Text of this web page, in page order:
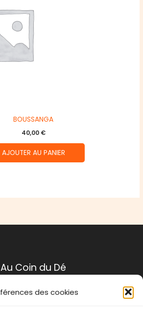
des cookies
BOUSSANGA
40,00 €
AJOUTER AU PANIER
Au Coin du Dé